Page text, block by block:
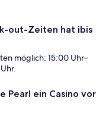
out-Zeiten hat ibis
möglich: 15:00 Uhr–
Pearl ein Casino vor